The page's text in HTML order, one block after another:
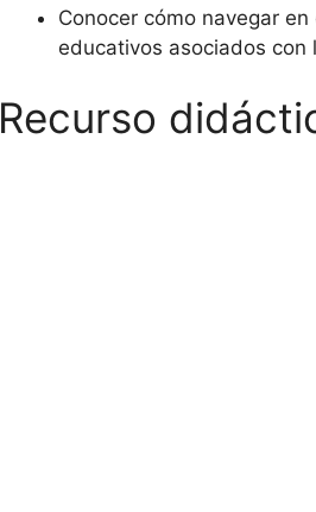
Conocer cómo navegar
educativos asociados
Recurso